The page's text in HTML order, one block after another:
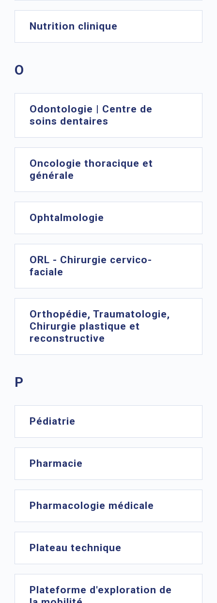
Nutrition clinique
O
Odontologie | Centre de
soins dentaires
Oncologie thoracique et
générale
Ophtalmologie
ORL - Chirurgie cervico-
faciale
Orthopédie, Traumatologie,
Chirurgie plastique et
reconstructive
P
Pédiatrie
Pharmacie
Pharmacologie médicale
Plateau technique
Plateforme d'exploration de